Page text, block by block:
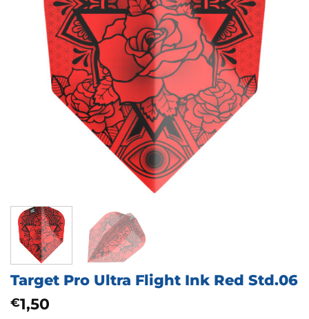
Target Pro Ultra Flight Ink Red Std.06
€1,50